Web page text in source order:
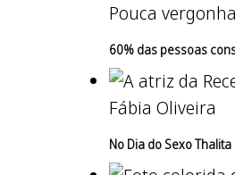
Pouca vergonha
60% das pessoas
Fábia Oliveira
No Dia do Sexo